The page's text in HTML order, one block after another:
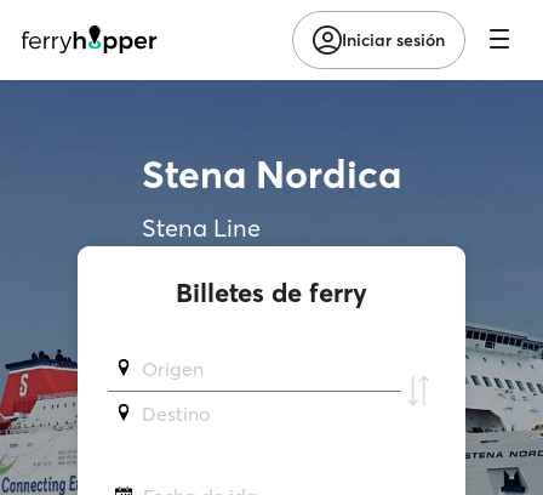
Iniciar sesión
Stena Nordica
Stena Line
Billetes de ferry
Origen
Destino